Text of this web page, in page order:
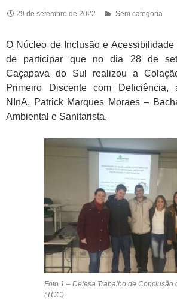
29 de setembro de 2022 Sem categoria
O Núcleo de Inclusão e Acessibilidade
de participar que no dia 28 de
Caçapava do Sul realizou a
Primeiro Discente com Deficiência,
NInA, Patrick Marques Moraes –
Ambiental e Sanitarista.
Foto 1 – Defesa Trabalho de Conclusão
(TCC).